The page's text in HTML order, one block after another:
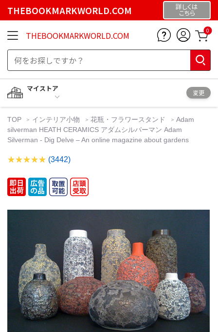
THEBOOKMARKWORLD.COM 詳しくは
こちら
THEBOOKMARKWORLD.COM 0
マイストア
変更
TOP インテリア小物 花瓶・フラワースタンド
Adam
silverman HEATH CERAMICS アダムシルバーマン Adam
Silverman - Dig Delve – An online magazine about gardens
(3442)